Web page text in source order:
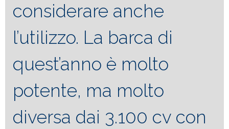
considerare anche
l’utilizzo. La barca di
quest’anno è molto
potente, ma molto
diversa dai 3.100 cv con